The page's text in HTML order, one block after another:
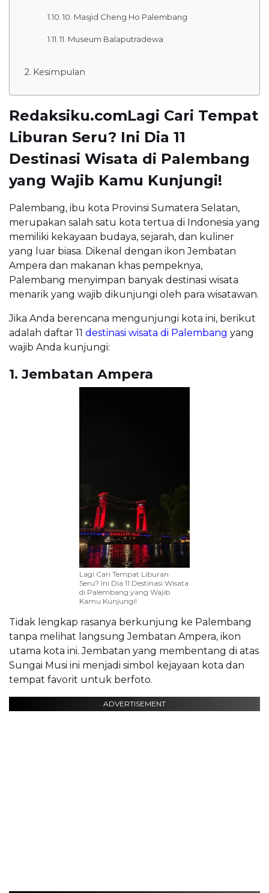
10. Masjid Cheng Ho Palembang
11. Museum Balaputradewa
Kesimpulan
Redaksiku.comLagi Cari Tempat
Liburan Seru? Ini Dia 11
Destinasi Wisata di Palembang
yang Wajib Kamu Kunjungi!
Palembang, ibu kota Provinsi Sumatera Selatan,
merupakan salah satu kota tertua di Indonesia yang
memiliki kekayaan budaya, sejarah, dan kuliner
yang luar biasa. Dikenal dengan ikon Jembatan
Ampera dan makanan khas pempeknya,
Palembang menyimpan banyak destinasi wisata
menarik yang wajib dikunjungi oleh para wisatawan.
Jika Anda berencana mengunjungi kota ini, berikut
adalah daftar 11 destinasi wisata di Palembang yang
wajib Anda kunjungi:
1. Jembatan Ampera
Lagi Cari Tempat Liburan
Seru? Ini Dia 11 Destinasi Wisata
di Palembang yang Wajib
Kamu Kunjungi!
Tidak lengkap rasanya berkunjung ke Palembang
tanpa melihat langsung Jembatan Ampera, ikon
utama kota ini. Jembatan yang membentang di atas
Sungai Musi ini menjadi simbol kejayaan kota dan
tempat favorit untuk berfoto.
ADVERTISEMENT